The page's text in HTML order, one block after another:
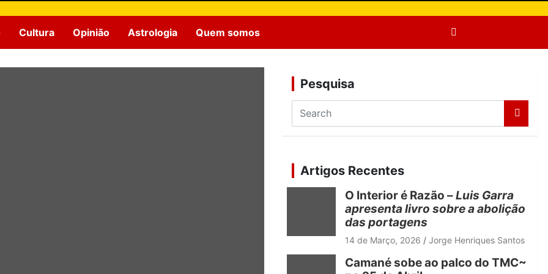
Cultura Opinião Astrologia Quem somos
Pesquisa
a
c
h
Artigos Recentes
O Interior é Razão –Luis Garra
apresenta livro sobre a abolição
das portagens
14 de Março, 2026 Jorge Henriques Santos
Camané sobe ao palco do TMC~